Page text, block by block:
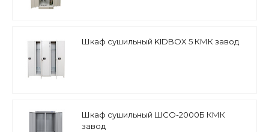
Шкаф сушильный KIDBOX 5 КМК завод
Шкаф сушильный ШСО-2000Б КМК
завод